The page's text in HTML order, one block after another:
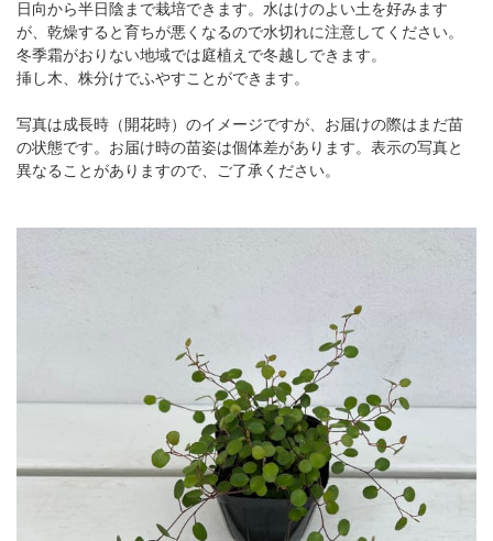
日向から半日陰まで栽培できます。水はけのよい土を好みます
が、乾燥すると育ちが悪くなるので水切れに注意してください。
冬季霜がおりない地域では庭植えで冬越しできます。
挿し木、株分けでふやすことができます。
写真は成長時（開花時）のイメージですが、お届けの際はまだ苗
の状態です。お届け時の苗姿は個体差があります。表示の写真と
異なることがありますので、ご了承ください。